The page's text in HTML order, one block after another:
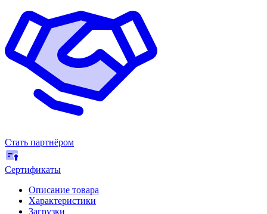
Стать партнёром
Сертификаты
Описание товара
Характеристики
Загрузки